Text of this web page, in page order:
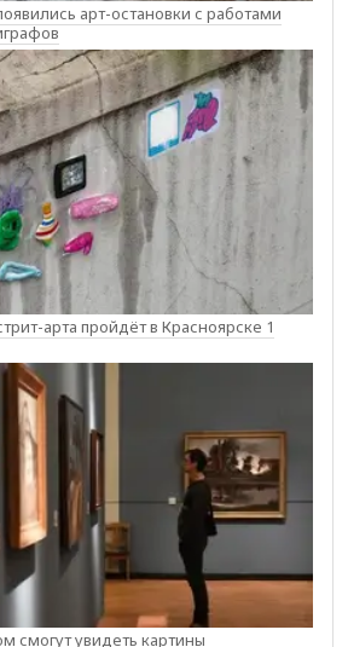
арт-остановки с работами
арта пройдёт в Красноярске 1
смогут увидеть картины